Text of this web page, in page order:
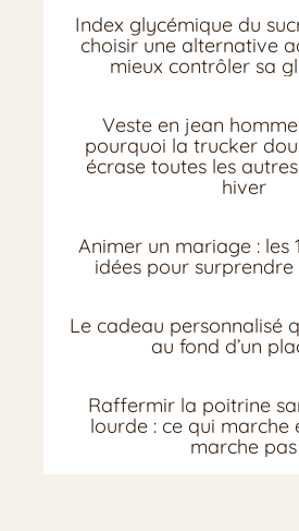
Index glycémique du
choisir une alternative
mieux contrôler sa
Veste en jean
pourquoi la trucker
écrase toutes les
hiver
Animer un mariage : les
idées pour
Le cadeau personnalisé
au fond d’un
Raffermir la poitrine
lourde : ce qui marche
marche pas